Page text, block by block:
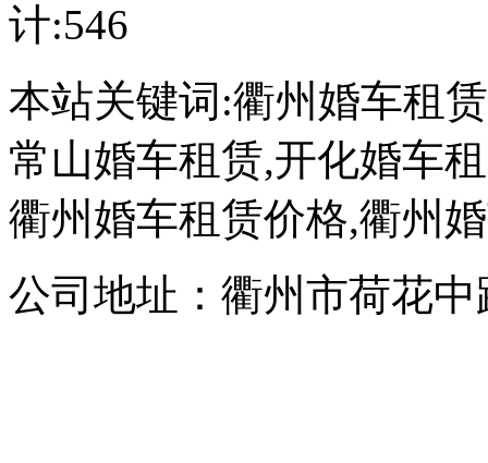
计:546
本站关键词:衢州婚车租
常山婚车租赁,开化婚车
衢州婚车租赁价格,衢州
公司地址：衢州市荷花中